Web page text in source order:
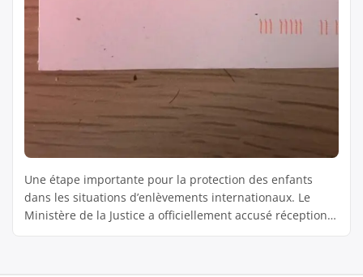
Une étape importante pour la protection des enfants
dans les situations d’enlèvements internationaux. Le
Ministère de la Justice a officiellement accusé réception